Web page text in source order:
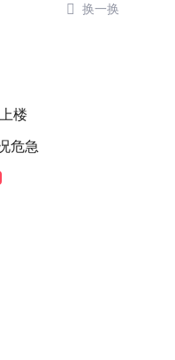
 换一换
楼
危急